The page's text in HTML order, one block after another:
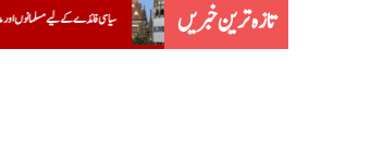
تازہ ترین خبریں عتیق سیاسی فائدے کے لیے مسلمانوں اور مدارس کو نشانہ بنایا جا رہا ہے: ارشد مدنی